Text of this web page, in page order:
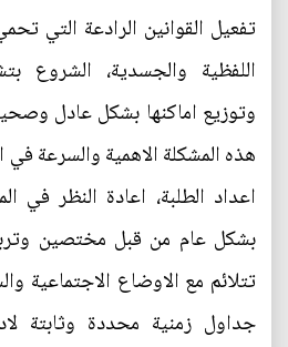
تفعيل القوانين الرادعة التي
اللفظية والجسدية، الشروع
وتوزيع اماكنها بشكل عادل
هذه المشكلة الاهمية والسرعة في
اعداد الطلبة، اعادة النظر في
بشكل عام من قبل مختصين
تتلائم مع الاوضاع الاجتماعية
جداول زمنية محددة وثابتة